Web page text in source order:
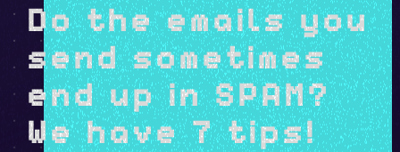
Do the emails you
send sometimes
end up in SPAM?
We have 7 tips!